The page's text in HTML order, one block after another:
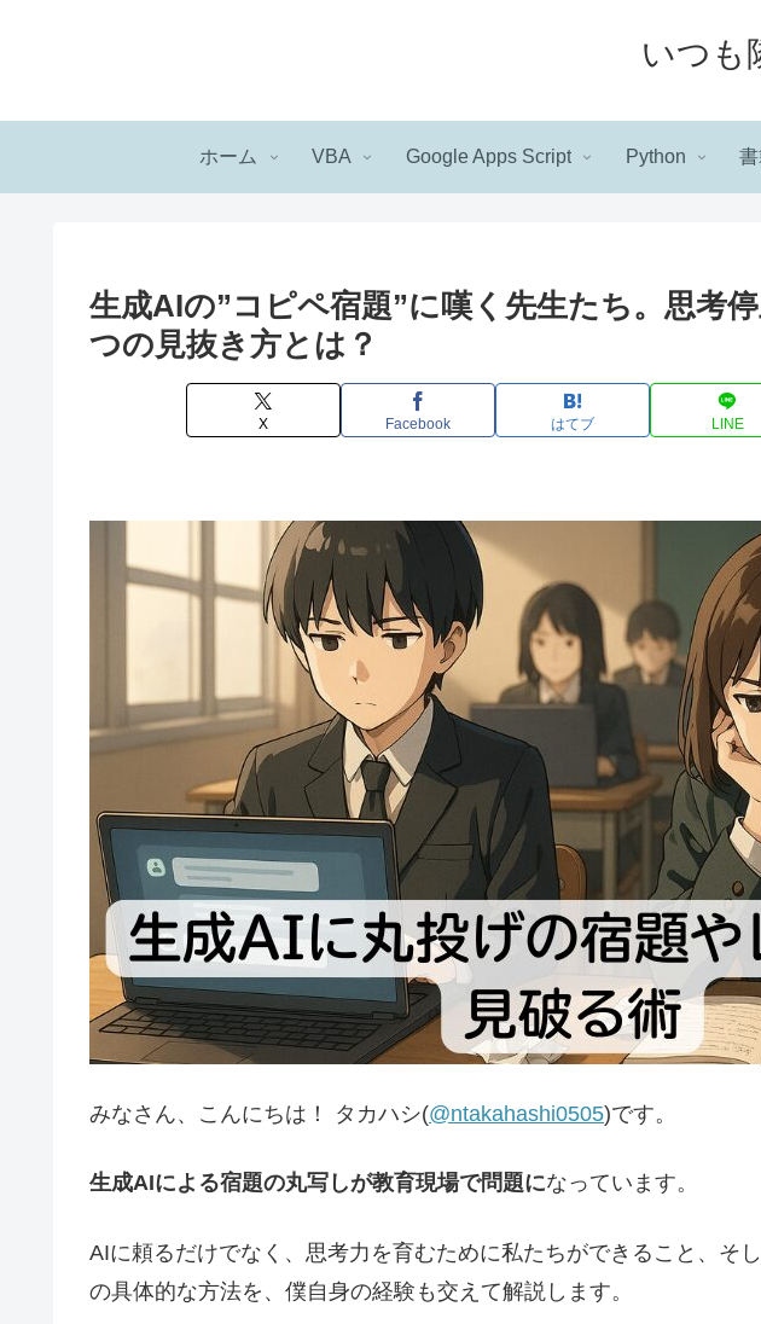
いつも
ホーム VBA Google Apps Script Python
生成AIの”コピペ宿題”に嘆く先生たち。思考
つの見抜き方とは？
X Facebook はてブ LINE
みなさん、こんにちは！ タカハシ(@ntakahashi0505)です。
生成AIによる宿題の丸写しが教育現場で問題になっています。
AIに頼るだけでなく、思考力を育むために私たちができること、そ
の具体的な方法を、僕自身の経験も交えて解説します。